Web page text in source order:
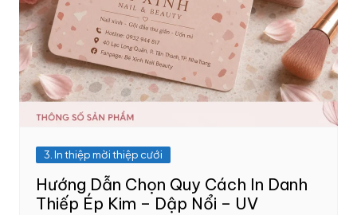
3. In thiệp mời thiệp cưới
Hướng Dẫn Chọn Quy Cách In Danh
Thiếp Ép Kim – Dập Nổi – UV